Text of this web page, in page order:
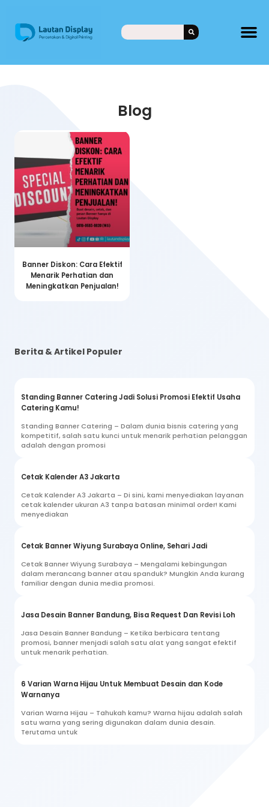
Blog
Banner Diskon: Cara Efektif
Menarik Perhatian dan
Meningkatkan Penjualan!
Berita & Artikel Populer
Standing Banner Catering Jadi Solusi Promosi Efektif Usaha
Catering Kamu!
Standing Banner Catering – Dalam dunia bisnis catering yang
kompetitif, salah satu kunci untuk menarik perhatian pelanggan
adalah dengan promosi
Cetak Kalender A3 Jakarta
Cetak Kalender A3 Jakarta – Di sini, kami menyediakan layanan
cetak kalender ukuran A3 tanpa batasan minimal order! Kami
menyediakan
Cetak Banner Wiyung Surabaya Online, Sehari Jadi
Cetak Banner Wiyung Surabaya – Mengalami kebingungan
dalam merancang banner atau spanduk? Mungkin Anda kurang
familiar dengan dunia media promosi.
Jasa Desain Banner Bandung, Bisa Request Dan Revisi Loh
Jasa Desain Banner Bandung – Ketika berbicara tentang
promosi, banner menjadi salah satu alat yang sangat efektif
untuk menarik perhatian.
6 Varian Warna Hijau Untuk Membuat Desain dan Kode
Warnanya
Varian Warna Hijau – Tahukah kamu? Warna hijau adalah salah
satu warna yang sering digunakan dalam dunia desain.
Terutama untuk